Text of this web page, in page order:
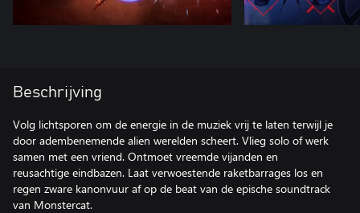
Beschrijving
Volg lichtsporen om de energie in de muziek vrij te laten terwijl je
door adembenemende alien werelden scheert. Vlieg solo of werk
samen met een vriend. Ontmoet vreemde vijanden en
reusachtige eindbazen. Laat verwoestende raketbarrages los en
regen zware kanonvuur af op de beat van de epische soundtrack
van Monstercat.